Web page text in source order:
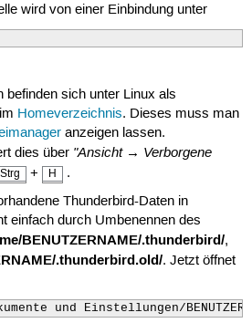
wird von einer Einbindung unter
befinden sich unter Linux als
im Homeverzeichnis. Dieses muss man
anzeigen lassen.
dies über "Ansicht → Verborgene
Strg + H
.
Thunderbird-Daten in
einfach durch Umbenennen des
BENUTZERNAME/.thunderbird/,
.thunderbird.old/. Jetzt öffnet
und Einstellungen/